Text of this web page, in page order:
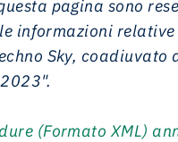
pagina sono
informazioni
Sky, coadiuvato
(Formato XML)